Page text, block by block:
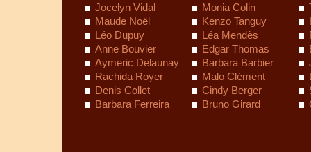
Jocelyn Vidal
Monia Colin
Maude Noël
Kenzo Tanguy
Léo Dupuy
Léa Mendès
Anne Bouvier
Edgar Thomas
Aymeric Delaunay
Barbara Barbier
Rachida Royer
Malo Clément
Denis Collet
Cindy Berger
Barbara Ferreira
Bruno Girard